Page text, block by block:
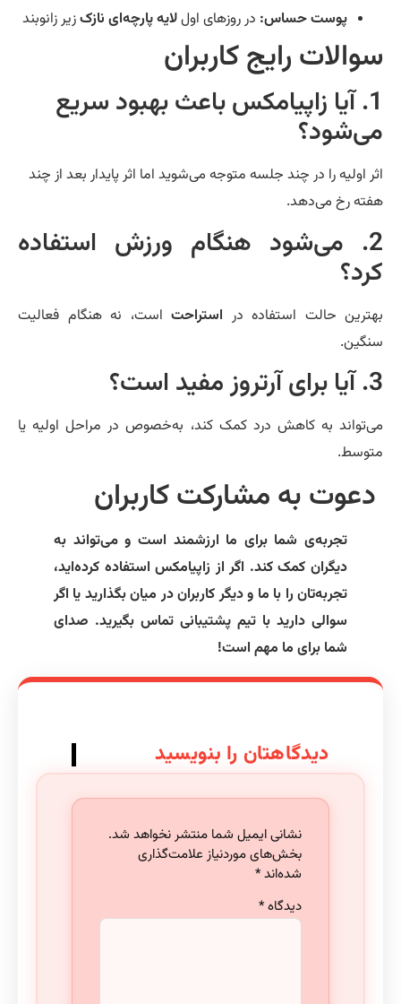
پوست حساس:در روزهای اوللایه پارچه‌ای نازک زیر زانوبند
رایج کاربران
1. آیا زاپیامکس باعث بهبود سریع
اولیه را در چند جلسه متوجه می‌شوید اما اثر پایدار بعد از چند
رخ می‌دهد.
2. می‌شود هنگام ورزش استفاده
حالت استفاده در استراحتاست، نه هنگام فعالیت
به کاهش درد کمک کند، به‌خصوص در مراحل اولیه یا
به مشارکت کاربران
تجربه‌ی شما برای ما ارزشمند است و می‌تواند به
دیگران کمک کند. اگر از زاپیامکس استفاده کرده‌اید،
تجربه‌تان را با ما و دیگر کاربران در میان بگذارید یا اگر
سوالی دارید با تیم پشتیبانی تماس بگیرید. صدای
شما برای ما مهم است!
دیدگاهتان را بنویسید
نشانی ایمیل شما منتشر نخواهد شد.
بخش‌های موردنیاز علامت‌گذاری
شده‌اند*
دیدگاه*